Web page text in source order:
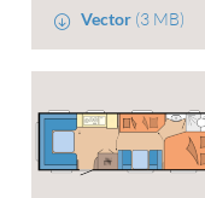
Vector (3 MB)